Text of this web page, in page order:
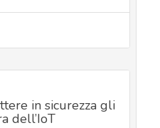
in sicurezza gli
dell’IoT